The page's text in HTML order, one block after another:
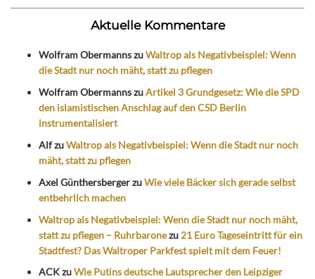
Aktuelle Kommentare
Wolfram ObermannszuWaltrop als Negativbeispiel: Wenn
die Stadt nur noch mäht, statt zu pflegen
Wolfram ObermannszuArtikel 3 Grundgesetz: Wie die SPD
den islamistischen Anschlag auf den CSD Berlin
instrumentalisiert
AlfzuWaltrop als Negativbeispiel: Wenn die Stadt nur noch
mäht, statt zu pflegen
Axel GünthersbergerzuWie viele Bäcker sich gerade selbst
entbehrlich machen
Waltrop als Negativbeispiel: Wenn die Stadt nur noch mäht,
statt zu pflegen – Ruhrbaronezu 21 Euro Tageseintritt für ein
Stadtfest? Das Waltroper Parkfest spielt mit dem Feuer!
ACKzuWie Putins deutsche Lautsprecher den Leipziger